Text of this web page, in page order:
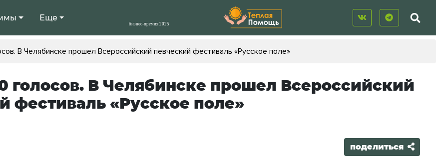
Еще
В Челябинске прошел Всероссийский певческий фестиваль «Русское поле»
голосов. В Челябинске прошел Всероссийский
фестиваль «Русское поле»
поделиться